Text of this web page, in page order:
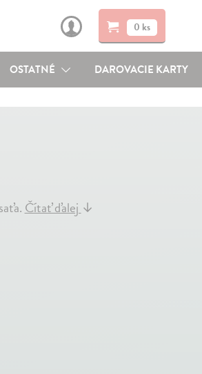
0 ks
OSTATNÉ DAROVACIE KARTY
Čítať ďalej↓